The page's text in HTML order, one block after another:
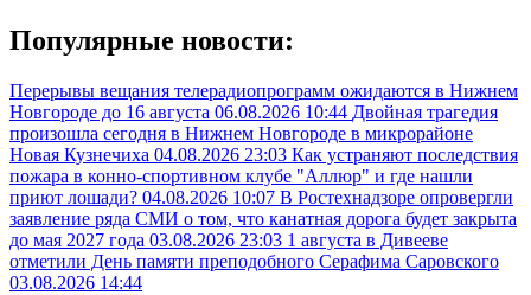
Популярные новости:
Перерывы вещания телерадиопрограмм ожидаются в Нижнем
Новгороде до 16 августа 06.08.2026 10:44 Двойная трагедия
произошла сегодня в Нижнем Новгороде в микрорайоне
Новая Кузнечиха 04.08.2026 23:03 Как устраняют последствия
пожара в конно-спортивном клубе "Аллюр" и где нашли
приют лошади? 04.08.2026 10:07 В Ростехнадзоре опровергли
заявление ряда СМИ о том, что канатная дорога будет закрыта
до мая 2027 года 03.08.2026 23:03 1 августа в Дивееве
отметили День памяти преподобного Серафима Саровского
03.08.2026 14:44